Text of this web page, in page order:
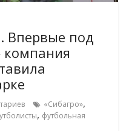
Впервые под
компания
«Сибагро»,
, футбольная